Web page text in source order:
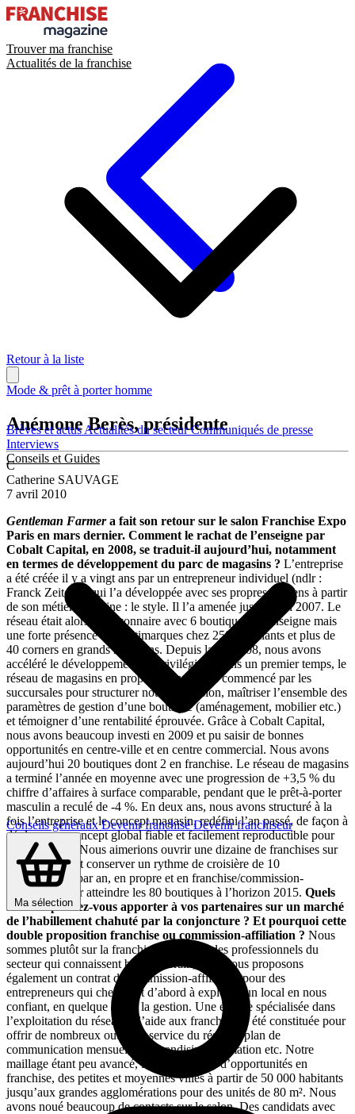
Trouver ma franchise
Actualités de la franchise
Brèves et actusActualités du secteurCommuniqués de presse
Interviews
Conseils et Guides
Conseils générauxDevenir franchiséDevenir franchiseur
Ma sélection
Retour à la liste
Mode & prêt à porter homme
Anémone Berès, présidente
C
Catherine SAUVAGE
7 avril 2010
Gentleman Farmera fait son retour sur le salon Franchise Expo
Paris en mars dernier. Comment le rachat de l’enseigne par
Cobalt Capital, en 2008, se traduit-il aujourd’hui, notamment
en termes de développement du parc de magasins ? L’entreprise
a été créée il y a vingt ans par un entrepreneur individuel (ndlr :
Franck Zeitoun) qui l’a développée avec ses propres moyens à partir
de son métier d’origine : le style. Il l’a amenée jusqu’à fin 2007. Le
réseau était alors embryonnaire avec 6 boutiques à l’enseigne mais
une forte présence en multimarques chez 250 détaillants et plus de
40 corners en grands magasins. Depuis la fin 2008, nous avons
accéléré le développement en privilégiant, dans un premier temps, le
réseau de magasins en propre. Nous avons commencé par les
succursales pour structurer notre expansion, maîtriser l’ensemble des
paramètres de gestion d’une boutique (aménagement, mobilier etc.)
et témoigner d’une rentabilité éprouvée. Grâce à Cobalt Capital,
nous avons beaucoup investi en 2009 et pu saisir de bonnes
opportunités en centre-ville et en centre commercial. Nous avons
aujourd’hui 20 boutiques dont 2 en franchise. Le réseau de magasins
a terminé l’année en moyenne avec une progression de +3,5 % du
chiffre d’affaires à surface comparable, pendant que le prêt-à-porter
masculin a reculé de -4 %. En deux ans, nous avons structuré à la
fois l’entreprise et le concept magasin, redéfini l’an passé, de façon à
déployer un concept global fiable et facilement reproductible pour
les franchisés. Nous aimerions ouvrir une dizaine de franchises sur
l’année 2010 et conserver un rythme de croisière de 10
inaugurations par an, en propre et en franchise/commission-
affiliation, pour atteindre les 80 boutiques à l’horizon 2015. Quels
services pouvez-vous apporter à vos partenaires sur un marché
de l’habillement chahuté par la conjoncture ? Et pourquoi cette
double proposition franchise ou commission-affiliation ? Nous
sommes plutôt sur la franchise s’agissant des professionnels du
secteur qui connaissent bien le terrain, mais nous proposons
également un contrat de commission-affiliation pour des
entrepreneurs qui cherchent d’abord à exploiter un local en nous
confiant, en quelque sorte, la gestion. Une équipe spécialisée dans
l’exploitation du réseau et l’aide aux franchisés a été constituée pour
offrir de nombreux outils au service du réseau : plan de
communication mensuel, merchandising, formation etc. Notre
maillage étant peu avancé, il y a beaucoup d’opportunités en
franchise, des petites et moyennes villes à partir de 50 000 habitants
jusqu’aux grandes agglomérations pour des unités de 80 m². Nous
avons noué beaucoup de contacts sur le salon. Des candidats avec